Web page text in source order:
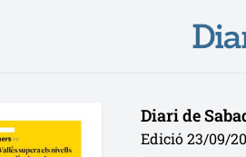
Diari de
Edició 23/09/